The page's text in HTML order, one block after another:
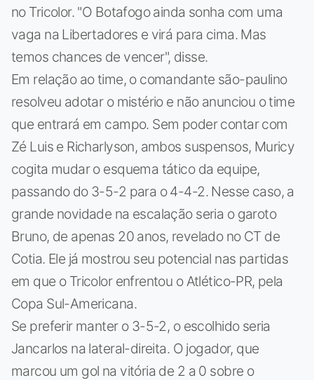
no Tricolor. "O Botafogo ainda sonha com uma
vaga na Libertadores e virá para cima. Mas
temos chances de vencer", disse.
Em relação ao time, o comandante são-paulino
resolveu adotar o mistério e não anunciou o time
que entrará em campo. Sem poder contar com
Zé Luis e Richarlyson, ambos suspensos, Muricy
cogita mudar o esquema tático da equipe,
passando do 3-5-2 para o 4-4-2. Nesse caso, a
grande novidade na escalação seria o garoto
Bruno, de apenas 20 anos, revelado no CT de
Cotia. Ele já mostrou seu potencial nas partidas
em que o Tricolor enfrentou o Atlético-PR, pela
Copa Sul-Americana.
Se preferir manter o 3-5-2, o escolhido seria
Jancarlos na lateral-direita. O jogador, que
marcou um gol na vitória de 2 a 0 sobre o